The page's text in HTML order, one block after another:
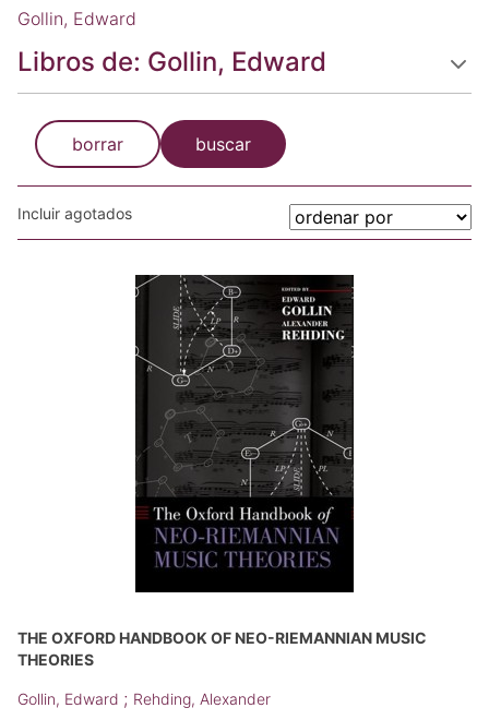
Gollin, Edward
Libros de: Gollin, Edward
borrar buscar
Incluir agotados
THE OXFORD HANDBOOK OF NEO-RIEMANNIAN MUSIC
THEORIES
Gollin, Edward ; Rehding, Alexander